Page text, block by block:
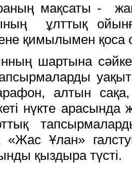
мақсаты - жаңа
ұлттық
қимылымен қоса
сәйкес
алтын
нүкте арасында
Ұлан»